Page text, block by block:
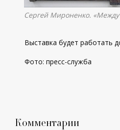
Сергей Мироненко.
Выставка будет работать
Фото: пресс-служба
Комментарии